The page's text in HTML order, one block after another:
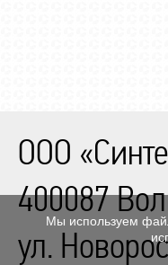
ООО
400087
ул.
Мы используем